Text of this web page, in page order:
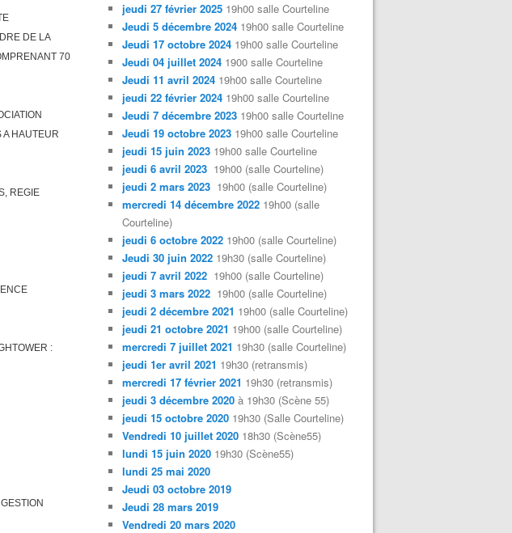
DE LA
70
A HAUTEUR
REGIE
:
jeudi 27 février 2025 19h00 salle Courteline
Jeudi 5 décembre 2024 19h00 salle Courteline
Jeudi 17 octobre 2024 19h00 salle Courteline
Jeudi 04 juillet 2024 1900 salle Courteline
Jeudi 11 avril 2024 19h00 salle Courteline
jeudi 22 février 2024 19h00 salle Courteline
Jeudi 7 décembre 2023 19h00 salle Courteline
Jeudi 19 octobre 2023 19h00 salle Courteline
jeudi 15 juin 2023 19h00 salle Courteline
jeudi 6 avril 2023 19h00 (salle Courteline)
jeudi 2 mars 2023 19h00 (salle Courteline)
mercredi 14 décembre 2022 19h00 (salle
Courteline)
jeudi 6 octobre 2022 19h00 (salle Courteline)
Jeudi 30 juin 2022 19h30 (salle Courteline)
jeudi 7 avril 2022 19h00 (salle Courteline)
jeudi 3 mars 2022 19h00 (salle Courteline)
jeudi 2 décembre 2021 19h00 (salle Courteline)
jeudi 21 octobre 2021 19h00 (salle Courteline)
mercredi 7 juillet 2021 19h30 (salle Courteline)
jeudi 1er avril 2021 19h30 (retransmis)
mercredi 17 février 2021 19h30 (retransmis)
jeudi 3 décembre 2020 à 19h30 (Scène 55)
jeudi 15 octobre 2020 19h30 (Salle Courteline)
Vendredi 10 juillet 2020 18h30 (Scène55)
lundi 15 juin 2020 19h30 (Scène55)
lundi 25 mai 2020
Jeudi 03 octobre 2019
Jeudi 28 mars 2019
Vendredi 20 mars 2020